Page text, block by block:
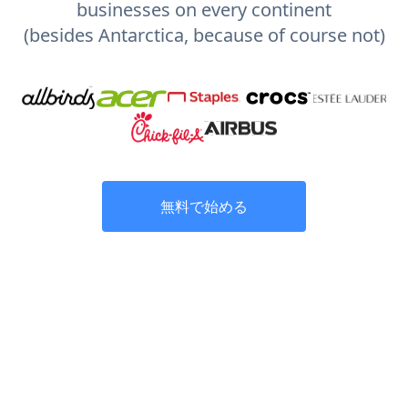
businesses on every continent
(besides Antarctica, because of course not)
無料で始める